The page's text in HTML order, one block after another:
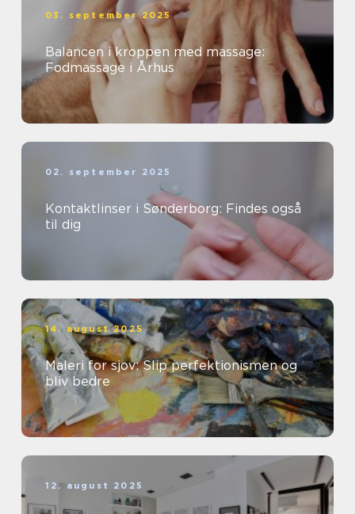
03. september 2025
Balancen i kroppen med massage:
Fodmassage i Århus
02. september 2025
Kontaktlinser i Sønderborg: Findes også
til dig
14. august 2025
Maleri for sjov: Slip perfektionismen og
bliv bedre
12. august 2025